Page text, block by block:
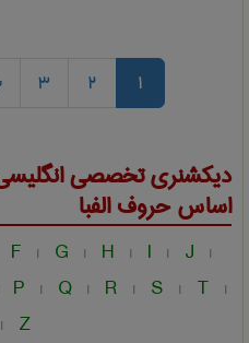
1
2
3
دیکشنری تخصصی
اساس حروف الفبا
F | G | H | I | J |
P | Q | R | S | T |
| Z